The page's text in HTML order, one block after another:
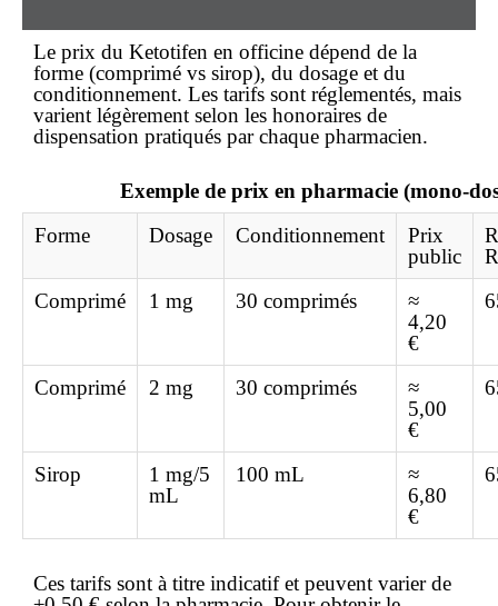
Le prix du Ketotifen en officine dépend de la
forme (comprimé vs sirop), du dosage et du
conditionnement. Les tarifs sont réglementés, mais
varient légèrement selon les honoraires de
dispensation pratiqués par chaque pharmacien.
Exemple de prix en pharmacie (mono-
Forme
Dosage Conditionnement
Prix
public
Comprimé
1 mg 30 comprimés
≈
4,20
€
Comprimé 2 mg 30 comprimés
≈
5,00
€
Sirop
1 mg/5
mL
100 mL
≈
6,80
€
Ces tarifs sont à titre indicatif et peuvent varier de